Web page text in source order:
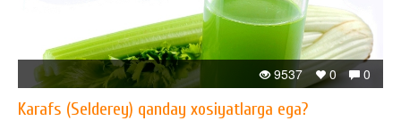
0
0
9537
Karafs (Selderey) qanday xosiyatlarga ega?